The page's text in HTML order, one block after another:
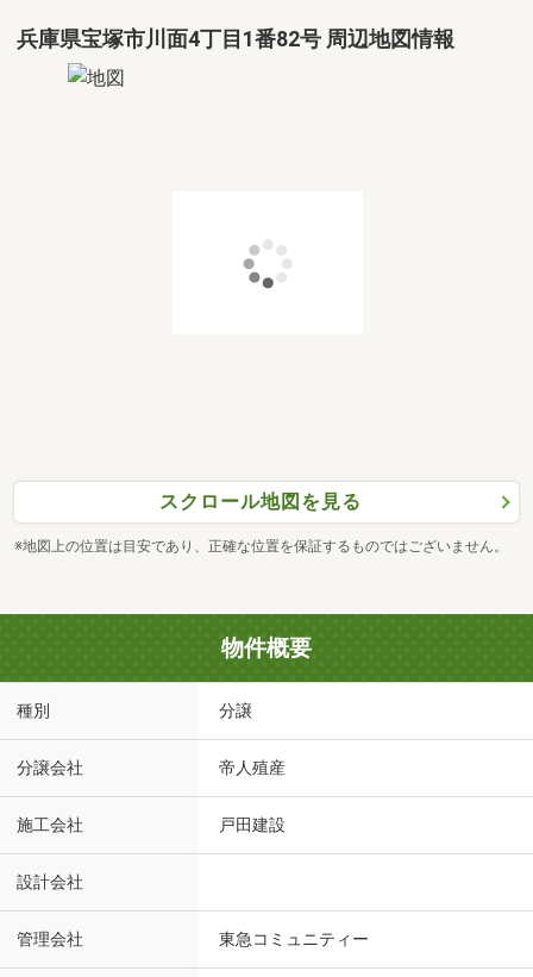
兵庫県宝塚市川面4丁目1番82号 周辺地図情報
スクロール地図を見る
※地図上の位置は目安であり、正確な位置を保証するものではございません。
物件概要
種別 分譲
分譲会社 帝人殖産
施工会社 戸田建設
設計会社
管理会社 東急コミュニティー